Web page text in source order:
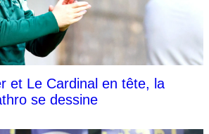
et Le Cardinal en tête, la
se dessine